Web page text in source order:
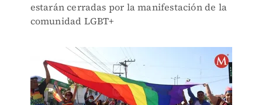
estarán cerradas por la manifestación de la
comunidad LGBT+